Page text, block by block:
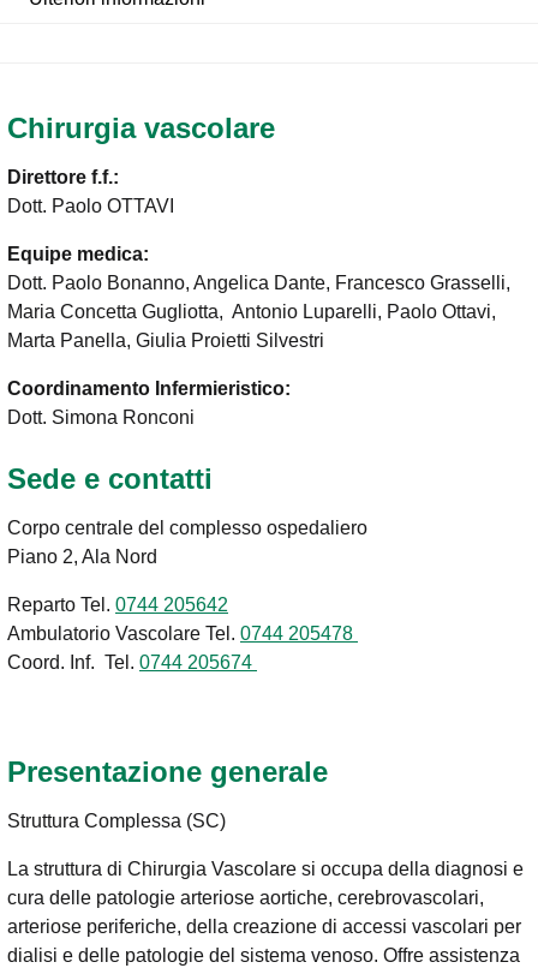
Chirurgia vascolare
Direttore f.f.:
Dott. Paolo OTTAVI
Equipe medica:
Dott. Paolo Bonanno, Angelica Dante, Francesco Grasselli,
Maria Concetta Gugliotta, Antonio Luparelli, Paolo Ottavi,
Marta Panella, Giulia Proietti Silvestri
Coordinamento Infermieristico:
Dott. Simona Ronconi
Sede e contatti
Corpo centrale del complesso ospedaliero
Piano 2, Ala Nord
Reparto Tel. 0744 205642
Ambulatorio Vascolare Tel. 0744 205478
Coord. Inf. Tel. 0744 205674
Presentazione generale
Struttura Complessa (SC)
La struttura di Chirurgia Vascolare si occupa della diagnosi e
cura delle patologie arteriose aortiche, cerebrovascolari,
arteriose periferiche, della creazione di accessi vascolari per
dialisi e delle patologie del sistema venoso. Offre assistenza